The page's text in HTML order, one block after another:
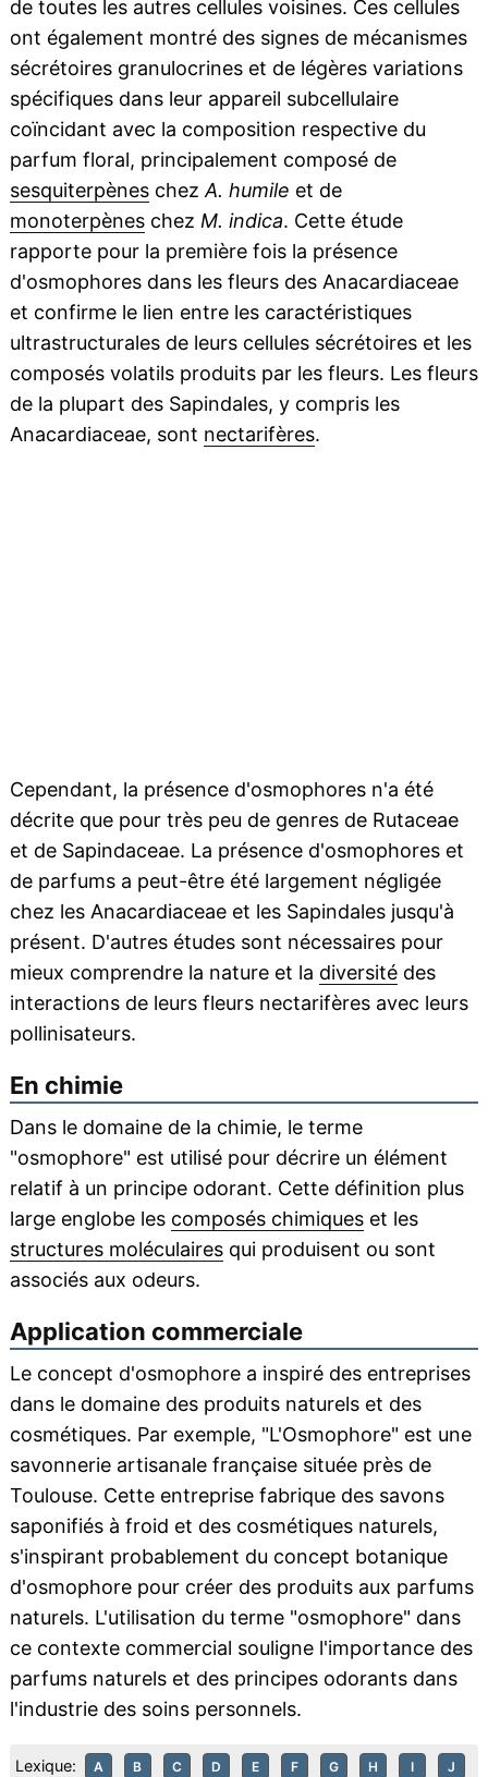
de toutes les autres cellules voisines. Ces cellules
ont également montré des signes de mécanismes
sécrétoires granulocrines et de légères variations
spécifiques dans leur appareil subcellulaire
coïncidant avec la composition respective du
parfum floral, principalement composé de
sesquiterpèneschezA. humile et de
monoterpèneschez M. indica. Cette étude
rapporte pour la première fois la présence
d'osmophores dans les fleurs des Anacardiaceae
et confirme le lien entre les caractéristiques
ultrastructurales de leurs cellules sécrétoires et les
composés volatils produits par les fleurs. Les fleurs
de la plupart des Sapindales, y compris les
Anacardiaceae, sont nectarifères.
Cependant, la présence d'osmophores n'a été
décrite que pour très peu de genres de Rutaceae
et de Sapindaceae. La présence d'osmophores et
de parfums a peut-être été largement négligée
chez les Anacardiaceae et les Sapindales jusqu'à
présent. D'autres études sont nécessaires pour
mieux comprendre la nature et la diversitédes
interactions de leurs fleurs nectarifères avec leurs
pollinisateurs.
En chimie
Dans le domaine de la chimie, le terme
"osmophore" est utilisé pour décrire un élément
relatif à un principe odorant. Cette définition plus
large englobe les composés chimiqueset les
structures moléculairesqui produisent ou sont
associés aux odeurs.
Application commerciale
Le concept d'osmophore a inspiré des entreprises
dans le domaine des produits naturels et des
cosmétiques. Par exemple, "L'Osmophore" est une
savonnerie artisanale française située près de
Toulouse. Cette entreprise fabrique des savons
saponifiés à froid et des cosmétiques naturels,
s'inspirant probablement du concept botanique
d'osmophore pour créer des produits aux parfums
naturels. L'utilisation du terme "osmophore" dans
ce contexte commercial souligne l'importance des
parfums naturels et des principes odorants dans
l'industrie des soins personnels.
Lexique: A B C D E F G H I J